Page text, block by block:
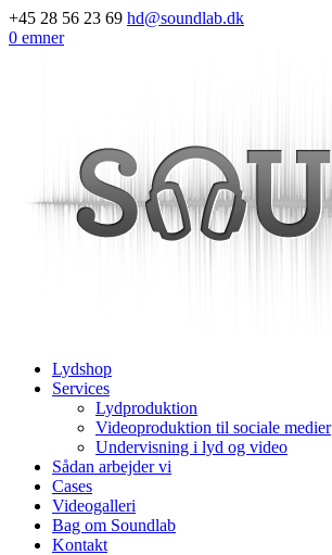
+45 28 56 23 69 hd@soundlab.dk
0 emner
Lydshop
Services
Lydproduktion
Videoproduktion til sociale medier
Undervisning i lyd og video
Sådan arbejder vi
Cases
Videogalleri
Bag om Soundlab
Kontakt